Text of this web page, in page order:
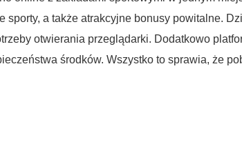
sporty, a także atrakcyjne bonusy powitalne.
otwierania przeglądarki. Dodatkowo
środków. Wszystko to sprawia, że